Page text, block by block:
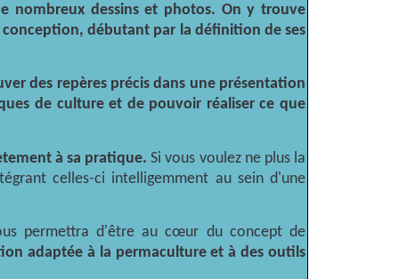
nombreux dessins et photos. On y trouve
débutant par la définition de ses
des repères précis dans une présentation
de culture et de pouvoir réaliser ce que
à sa pratique. Si vous voulez ne plus la
celles-ci intelligemment au sein d'une
permettra d'être au cœur du concept de
adaptée à la permaculture et à des outils